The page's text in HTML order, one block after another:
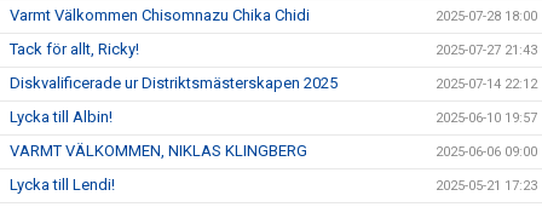
Varmt Välkommen Chisomnazu Chika Chidi 2025-07-28 18:00
Tack för allt, Ricky! 2025-07-27 21:43
Diskvalificerade ur Distriktsmästerskapen 2025 2025-07-14 22:12
Lycka till Albin! 2025-06-10 19:57
VARMT VÄLKOMMEN, NIKLAS KLINGBERG 2025-06-06 09:00
Lycka till Lendi! 2025-05-21 17:23